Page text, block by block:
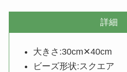
詳細
大きさ:30cm✕40cm
ビーズ形状:スクエア